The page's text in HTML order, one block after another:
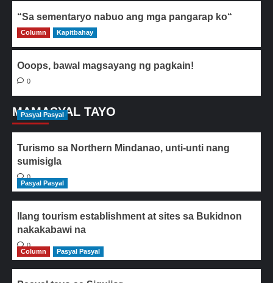
“Sa sementaryo nabuo ang mga pangarap ko“
0
Column Kapitbahay
Ooops, bawal magsayang ng pagkain!
0
MAMASYAL TAYO
Pasyal Pasyal
Turismo sa Northern Mindanao, unti-unti nang
sumisigla
0
Pasyal Pasyal
Ilang tourism establishment at sites sa Bukidnon
nakakabawi na
0
Column
Pasyal Pasyal